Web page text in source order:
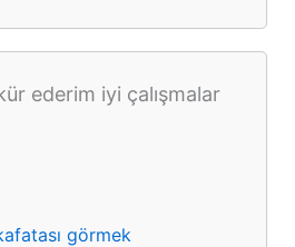
ederim iyi çalışmalar
görmek